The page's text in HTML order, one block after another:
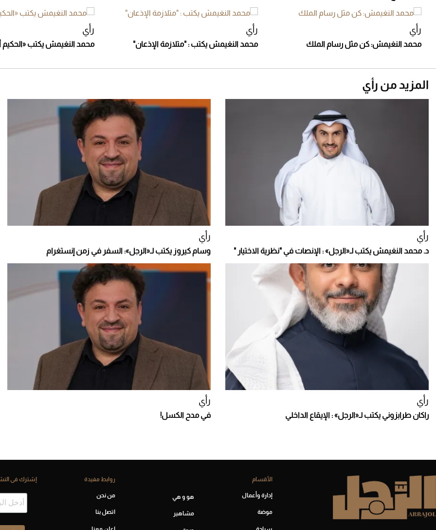
رأي
محمد النغيمش: كن مثل رسام الملك
رأي
محمد النغيمش يكتب : "متلازمة الإذعان"
رأي
محمد النغيمش يكتب «الحكيم
المزيد من رأي
رأي
د. محمد النغيمش يكتب لـ«الرجل» : الإنصات في "نظرية الاختيار "
رأي
وسام كيروز يكتب لـ«الرجل»: السفر في زمن إنستغرام
رأي
راكان طرابزوني يكتب لـ«الرجل» : الإيقاع الداخلي
رأي
في مدح الكسل!
الأقسام
إدارة وأعمال
موضة
هو و هي
مشاهير
روابط مفيدة
من نحن
اتصل بنا
إشترك فى